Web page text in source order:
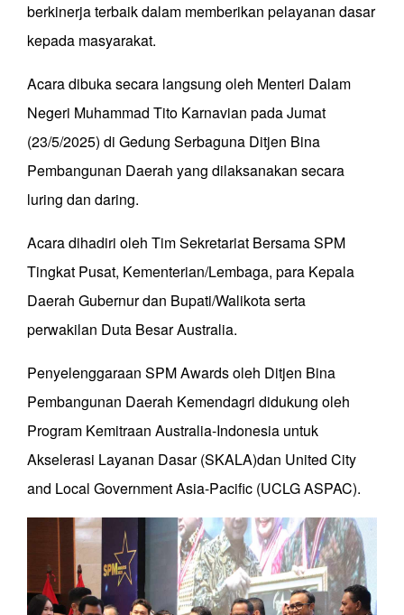
berkinerja terbaik dalam memberikan pelayanan dasar
kepada masyarakat.
Acara dibuka secara langsung oleh Menteri Dalam
Negeri Muhammad Tito Karnavian pada Jumat
(23/5/2025) di Gedung Serbaguna Ditjen Bina
Pembangunan Daerah yang dilaksanakan secara
luring dan daring.
Acara dihadiri oleh Tim Sekretariat Bersama SPM
Tingkat Pusat, Kementerian/Lembaga, para Kepala
Daerah Gubernur dan Bupati/Walikota serta
perwakilan Duta Besar Australia.
Penyelenggaraan SPM Awards oleh Ditjen Bina
Pembangunan Daerah Kemendagri didukung oleh
Program Kemitraan Australia-Indonesia untuk
Akselerasi Layanan Dasar (SKALA)dan United City
and Local Government Asia-Pacific (UCLG ASPAC).